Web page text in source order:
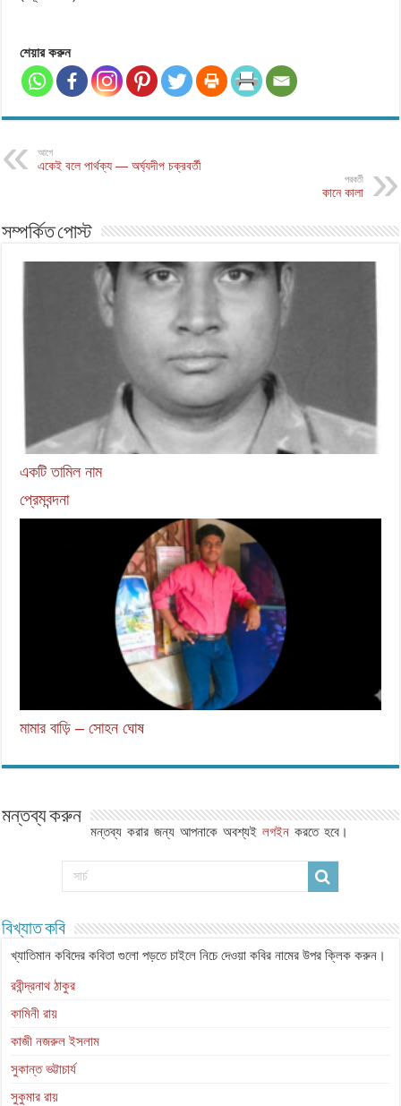
শেয়ার করুন
আগে
একেই বলে পার্থক্য — অর্ঘ্যদীপ চক্রবর্তী
পরবর্তী
কানে কালা
সম্পর্কিত পোস্ট
একটি তামিল নাম
প্রেমবন্দনা
মামার বাড়ি – সোহন ঘোষ
মন্তব্য করুন
মন্তব্য করার জন্য আপনাকে অবশ্যইলগইন করতে হবে।
বিখ্যাত কবি
খ্যাতিমান কবিদের কবিতা গুলো পড়তে চাইলে নিচে দেওয়া কবির নামের উপর ক্লিক করুন।
রবীন্দ্রনাথ ঠাকুর
কামিনী রায়
কাজী নজরুল ইসলাম
সুকান্ত ভট্টাচার্য
সুকুমার রায়